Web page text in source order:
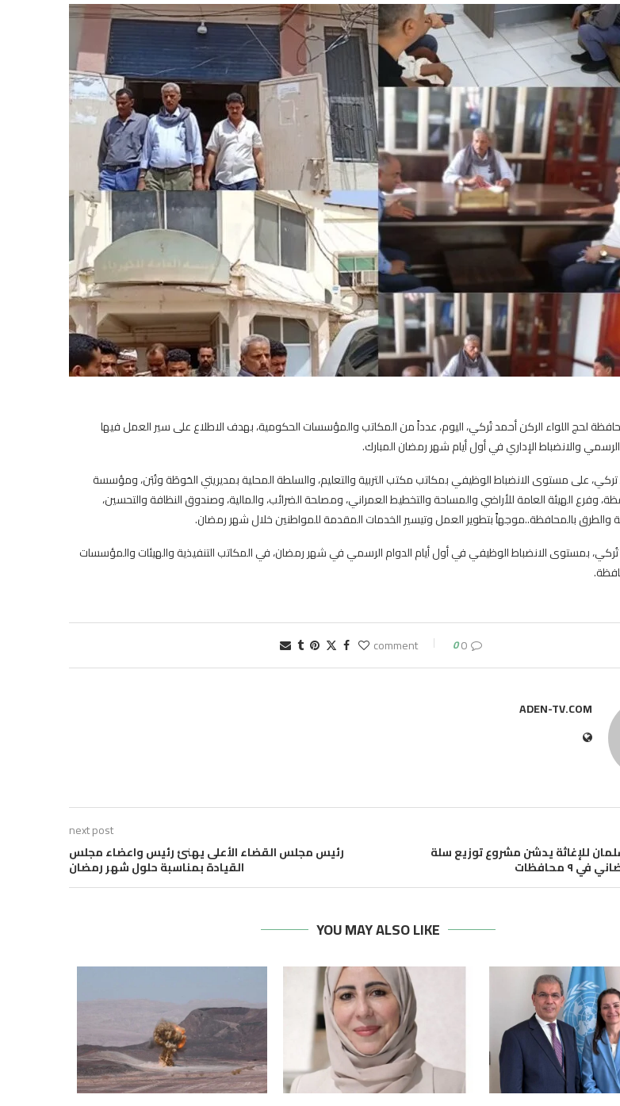
لحج اللواء الركن أحمد تُركي، اليوم، عدداً من المكاتب والمؤسسات الحكومية، بهدف الاطلاع على سير العمل فيها
والانضباط الإداري في أول أيام شهر رمضان المبارك.
على مستوى الانضباط الوظيفي بمكاتب مكتب التربية والتعليم، والسلطة المحلية بمديريتي الحَوطَة وتُبَن، ومؤسسة
وفرع الهيئة العامة للأراضي والمساحة والتخطيط العمراني، ومصلحة الضرائب، والمالية، وصندوق النظافة والتحسين،
والطرق بالمحافظة..موجهاً بتطوير العمل وتيسير الخدمات المقدمة للمواطنين خلال شهر رمضان.
بمستوى الانضباط الوظيفي في أول أيام الدوام الرسمي في شهر رمضان، في المكاتب التنفيذية والهيئات والمؤسسات
0 comment
0
ADEN-TV.COM
للإغاثة يدشن مشروع توزيع سلة
٩ محافظات
next post
رئيس مجلس القضاء الأعلى يهنئ رئيس واعضاء مجلس
القيادة بمناسبة حلول شهر رمضان
YOU MAY ALSO LIKE